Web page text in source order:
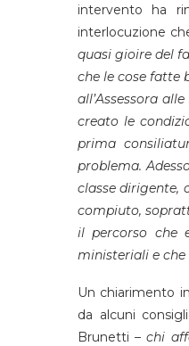
intervento ha
interlocuzione
quasi gioire del
che le cose fatte
all’Assessora
creato le
prima
problema.
classe dirigente,
compiuto,
il percorso che
ministeriali e
Un chiarimento
da alcuni
Brunetti –chi